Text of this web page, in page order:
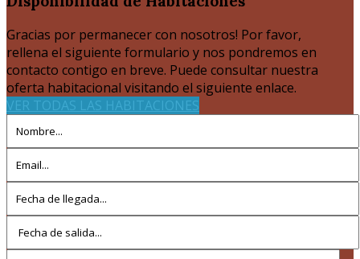
Gracias por permanecer con nosotros! Por favor,
rellena el siguiente formulario y nos pondremos en
contacto contigo en breve. Puede consultar nuestra
oferta habitacional visitando el siguiente enlace.
VER TODAS LAS HABITACIONES